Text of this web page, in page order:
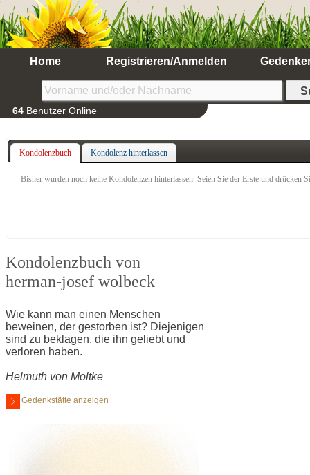
Home Registrieren/Anmelden
64 Benutzer Online
Kondolenzbuch Kondolenz hinterlassen
Bisher wurden noch keine Kondolenzen hinterlassen. Seien Sie der Erste und drücken
Kondolenzbuch von
herman-josef wolbeck
Wie kann man einen Menschen
beweinen, der gestorben ist? Diejenigen
sind zu beklagen, die ihn geliebt und
verloren haben.
Helmuth von Moltke
Gedenkstätte anzeigen